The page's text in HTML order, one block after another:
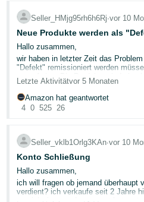
한
국
어
-
KR
Meldet euch bei Seller
Geht im Hauptmenü auf
Wählt „Retouren und
Klickt auf den Tab
Jetzt als Lesezeichen speichern:
🇩🇪DE Dashboard
📚 Hilfreiche Ressourcen
„Bewerten und
Zustandsrichtlinien
Gebrauchtzustandsstufen
FBA-Kundenretouren
Retourenprozess
Seller_HMjg95rh6h6Rj∙vor 10
Neue Produkte werden als
Hallo zusammen,
wir haben in letzter Zeit das
"Defekt" remissioniert werden
neue Asins. Die Produkte sind also
sondern frisch von uns eingesendet.
Wir haben gerade die remissionen
Ordnung und auch compliant.
eingestuft werden. Das wäre mal
Danke für die Hilfe
@Seller_sSkzzHms7Kxs6
Letzte Aktivitätvor 5 Monaten
Amazon hat geantwortet
4 0 525 26
Seller_vklb1Orlg3KAn∙vor 10
Konto Schließung
Hallo zusammen,
ich will fragen ob jemand überhaupt
verdient? ich verkaufe seit 2 Jahre